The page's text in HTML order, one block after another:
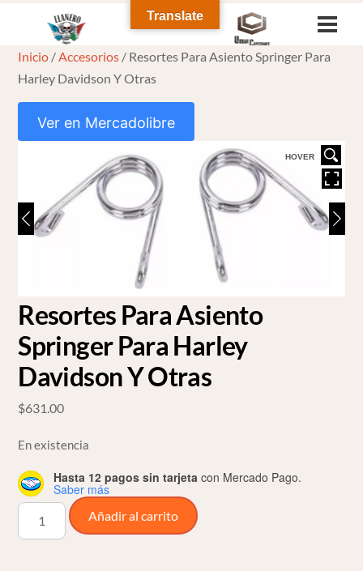
content
Inicio /Accesorios / Resortes Para Asiento Springer Para
Harley Davidson Y Otras
Ver en Mercadolibre
HOVER
Resortes Para Asiento
Springer Para Harley
Davidson Y Otras
$631.00
En existencia
Hasta 12 pagos sin tarjeta con Mercado Pago.
Saber más
Resortes
Para
Añadir al carrito
Translate